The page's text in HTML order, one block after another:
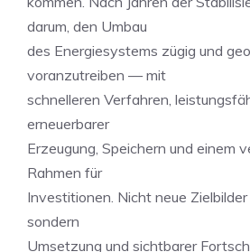
darum, den Umbau
des Energiesystems zügig und
voranzutreiben — mit
schnelleren Verfahren,
erneuerbarer
Erzeugung, Speichern und einem
Rahmen für
Investitionen. Nicht neue
sondern
Umsetzung und sichtbarer